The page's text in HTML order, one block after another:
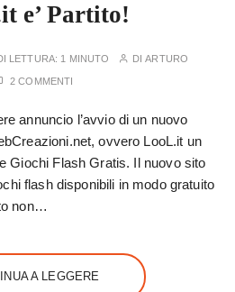
e’ Partito!
LETTURA: 1 MINUTO DIARTURO
2 COMMENTI
annuncio l’avvio di un nuovo
ovvero LooL.it un
Giochi Flash Gratis. Il nuovo sito
flash disponibili in modo gratuito
non…
A LEGGERE